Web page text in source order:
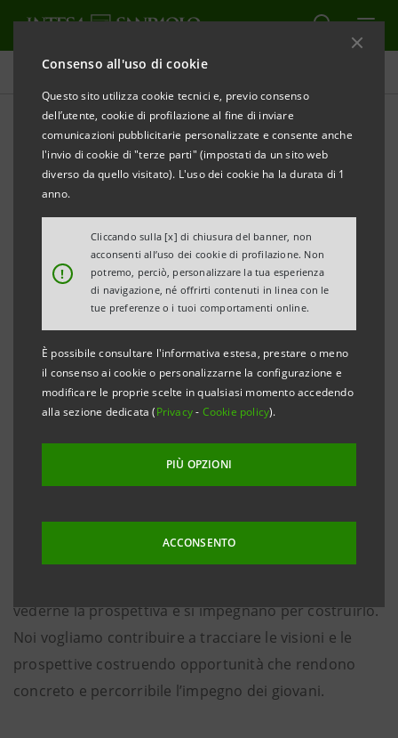
Consenso all'uso di cookie
Questo sito utilizza cookie tecnici e, previo consenso
dell’utente, cookie di profilazione al fine di inviare
comunicazioni pubblicitarie personalizzate e consente anche
l'invio di cookie di "terze parti" (impostati da un sito web
diverso da quello visitato). L'uso dei cookie ha la durata di 1
anno.
!
Cliccando sulla [x] di chiusura del banner, non
acconsenti all’uso dei cookie di profilazione. Non
potremo, perciò, personalizzare la tua esperienza
di navigazione, né offrirti contenuti in linea con le
tue preferenze o i tuoi comportamenti online.
È possibile consultare l'informativa estesa, prestare o meno
il consenso ai cookie o personalizzarne la configurazione e
modificare le proprie scelte in qualsiasi momento accedendo
alla sezione dedicata (Privacy- Cookie policy).
PIÙ OPZIONI
ACCONSENTO
Tutti i progetti
EDUCAZIONE
Giovani e innovazione: le
leve del futuro
vederne la prospettiva e si impegnano per costruirlo.
Noi vogliamo contribuire a tracciare le visioni e le
prospettive costruendo opportunità che rendono
concreto e percorribile l’impegno dei giovani.